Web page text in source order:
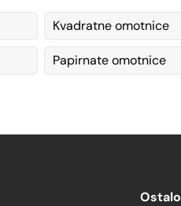
Kvadratne omotnice
Papirnate omotnice
Ostalo